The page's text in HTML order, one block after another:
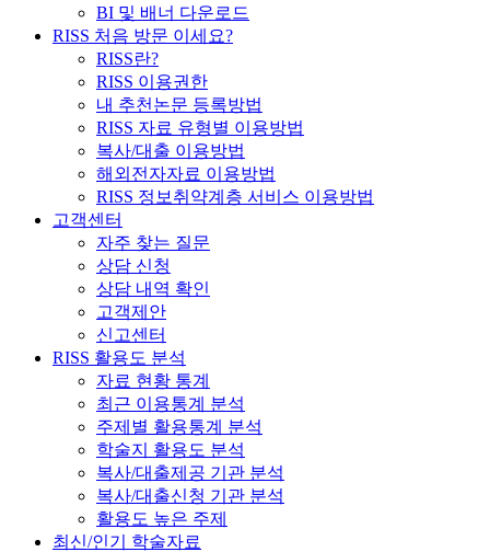
BI 및 배너 다운로드
RISS 처음 방문 이세요?
RISS란?
RISS 이용권한
내 추천논문 등록방법
RISS 자료 유형별 이용방법
복사/대출 이용방법
해외전자자료 이용방법
RISS 정보취약계층 서비스 이용방법
고객센터
자주 찾는 질문
상담 신청
상담 내역 확인
고객제안
신고센터
RISS 활용도 분석
자료 현황 통계
최근 이용통계 분석
주제별 활용통계 분석
학술지 활용도 분석
복사/대출제공 기관 분석
복사/대출신청 기관 분석
활용도 높은 주제
최신/인기 학술자료